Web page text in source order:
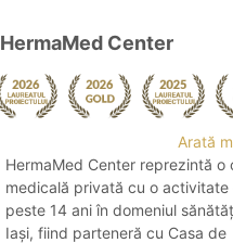
HermaMed Center
Arată
HermaMed Center reprezintă o
medicală privată cu o activitate
peste 14 ani în domeniul
Iași, fiind parteneră cu Casa de